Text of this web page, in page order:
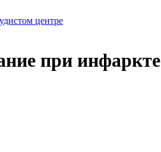
центре
при инфаркте